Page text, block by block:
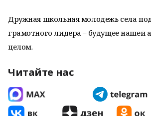
Дружная школьная молодежь села
грамотного лидера – будущее нашей
целом.
Читайте нас